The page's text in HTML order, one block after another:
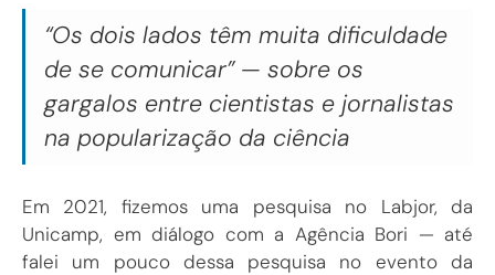
“Os dois lados têm muita dificuldade
de se comunicar” — sobre os
gargalos entre cientistas e jornalistas
na popularização da ciência
Em 2021, fizemos uma pesquisa no Labjor, da
Unicamp, em diálogo com a Agência Bori — até
falei um pouco dessa pesquisa no evento da